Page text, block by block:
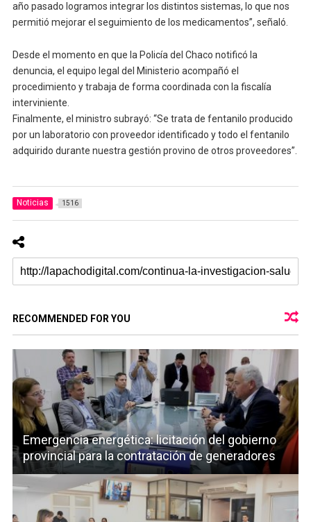
año pasado logramos integrar los distintos sistemas, lo que nos
permitió mejorar el seguimiento de los medicamentos”, señaló.
Desde el momento en que la Policía del Chaco notificó la
denuncia, el equipo legal del Ministerio acompañó el
procedimiento y trabaja de forma coordinada con la fiscalía
interviniente.
Finalmente, el ministro subrayó: “Se trata de fentanilo producido
por un laboratorio con proveedor identificado y todo el fentanilo
adquirido durante nuestra gestión provino de otros proveedores”.
Noticias 1516
RECOMMENDED FOR YOU
Emergencia energética: licitación del gobierno
provincial para la contratación de generadores